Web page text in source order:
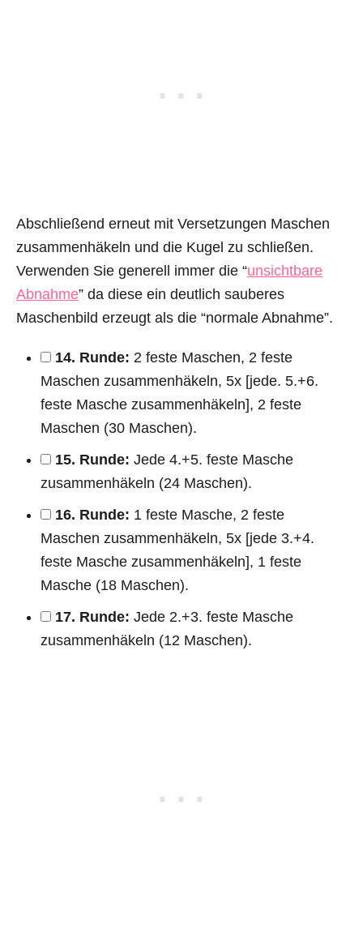
Abschließend erneut mit Versetzungen Maschen
zusammenhäkeln und die Kugel zu schließen.
Verwenden Sie generell immer die “unsichtbare
Abnahme” da diese ein deutlich sauberes
Maschenbild erzeugt als die “normale Abnahme”.
14. Runde: 2 feste Maschen, 2 feste
Maschen zusammenhäkeln, 5x [jede. 5.+6.
feste Masche zusammenhäkeln], 2 feste
Maschen (30 Maschen).
15. Runde: Jede 4.+5. feste Masche
zusammenhäkeln (24 Maschen).
16. Runde: 1 feste Masche, 2 feste
Maschen zusammenhäkeln, 5x [jede 3.+4.
feste Masche zusammenhäkeln], 1 feste
Masche (18 Maschen).
17. Runde: Jede 2.+3. feste Masche
zusammenhäkeln (12 Maschen).